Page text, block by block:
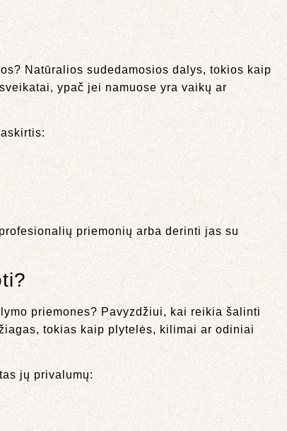
Natūralios sudedamosios dalys, tokios kaip
ypač jei namuose yra vaikų ar
priemonių arba derinti jas su
priemones? Pavyzdžiui, kai reikia šalinti
tokias kaip plytelės, kilimai ar odiniai
jų privalumų: